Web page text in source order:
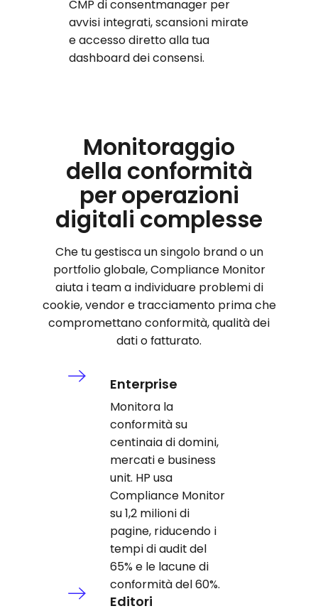
CMP di consentmanager per
avvisi integrati, scansioni mirate
e accesso diretto alla tua
dashboard dei consensi.
Monitoraggio
della conformità
per operazioni
digitali complesse
Che tu gestisca un singolo brand o un
portfolio globale, Compliance Monitor
aiuta i team a individuare problemi di
cookie, vendor e tracciamento prima che
compromettano conformità, qualità dei
dati o fatturato.
Enterprise
Monitora la
conformità su
centinaia di domini,
mercati e business
unit. HP usa
Compliance Monitor
su 1,2 milioni di
pagine, riducendo i
tempi di audit del
65% e le lacune di
conformità del 60%.
Editori